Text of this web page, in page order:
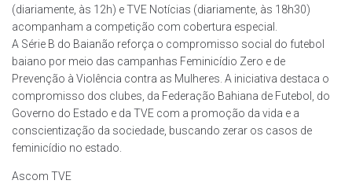
(diariamente, às 12h) e TVE Notícias (diariamente, às 18h30)
acompanham a competição com cobertura especial.
A Série B do Baianão reforça o compromisso social do futebol
baiano por meio das campanhas Feminicídio Zero e de
Prevenção à Violência contra as Mulheres. A iniciativa destaca o
compromisso dos clubes, da Federação Bahiana de Futebol, do
Governo do Estado e da TVE com a promoção da vida e a
conscientização da sociedade, buscando zerar os casos de
feminicídio no estado.
Ascom TVE